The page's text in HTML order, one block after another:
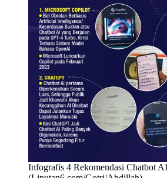
Infografis 4 Rekomendasi Chatbot